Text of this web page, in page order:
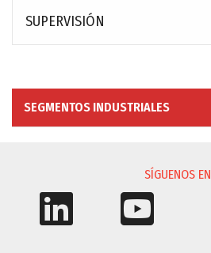
SUPERVISIÓN
SEGMENTOS INDUSTRIALES
SÍGUENOS EN